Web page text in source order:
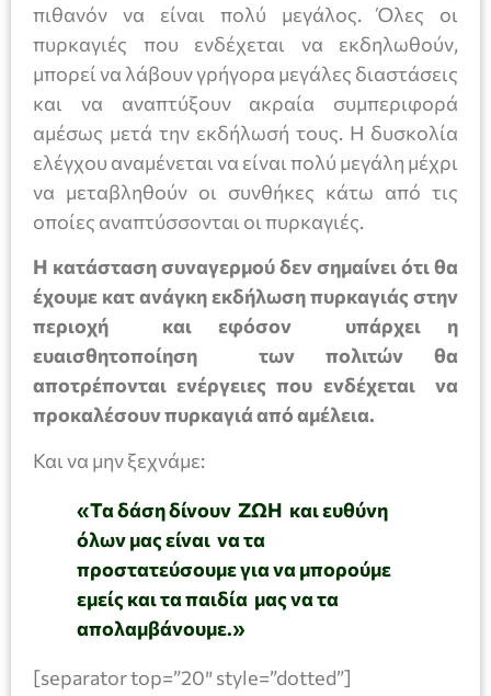
πιθανόν να είναι πολύ μεγάλος. Όλες οι
πυρκαγιές που ενδέχεται να εκδηλωθούν,
μπορεί να λάβουν γρήγορα μεγάλες διαστάσεις
και να αναπτύξουν ακραία συμπεριφορά
αμέσως μετά την εκδήλωσή τους. Η δυσκολία
ελέγχου αναμένεται να είναι πολύ μεγάλη μέχρι
να μεταβληθούν οι συνθήκες κάτω από τις
οποίες αναπτύσσονται οι πυρκαγιές.
Η κατάσταση συναγερμού δεν σημαίνει ότι θα
έχουμε κατ ανάγκη εκδήλωση πυρκαγιάς στην
περιοχή και εφόσον υπάρχει η
ευαισθητοποίηση των πολιτών θα
αποτρέπονται ενέργειες που ενδέχεται να
προκαλέσουν πυρκαγιά από αμέλεια.
Και να μην ξεχνάμε:
«Τα δάση δίνουν ΖΩΗ και ευθύνη
όλων μας είναι να τα
προστατεύσουμε για να μπορούμε
εμείς και τα παιδία μας να τα
απολαμβάνουμε.»
[separator top=”20″ style=”dotted”]